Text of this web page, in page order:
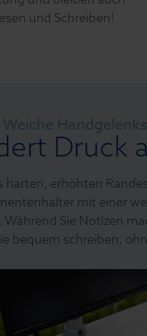
und Schreiben!
Weiche
Druck
harten, erhöhten
mit einer
Sie Notizen
bequem schreiben,